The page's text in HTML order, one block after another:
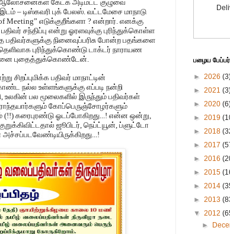
ஆலோசனைகள் கேட்க அடிமட்ட குழுவை
– டிஸ்கவரி புக் பேலஸ். வட்டமேசை மாநாடு
Meeting” எடுக்குறீங்களா ? என்றார். எனக்கு
சந்திப்பு என்று ஓரளவுக்கு புரிந்துக்கொள்ள
பதிவர்களுக்கு நினைவுப்பரிசு போன்ற பதங்களை
புரிந்துக்கொண்டு டாக்டர் நாராயண
புதைத்துக்கொண்டேன்.
சிறப்புமிக்க பதிவர் மாநாட்டின்
நல்ல உள்ளங்களுக்கு எப்படி நன்றி
பல மூலைகளில் இருந்தும் பதிவர்கள்
கோப்பெருஞ்சோழர்களும்
கரைபுரண்டு ஓடப்போகிறது...! என்ன ஒன்று,
ஜூபிடர், நெப்ட்யூன், ப்ளுட்டோ
பழைய பேப்பர்
► 2026
► 2021
► 2020
► 2019
► 2018
► 2017
► 2016
► 2015
► 2014
► 2013
▼ 2012
►